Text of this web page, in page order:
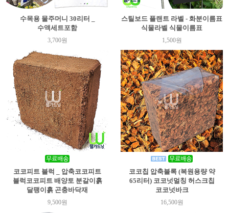
수목용 물주머니 30리터 _
수액세트포함
3,700원
스틸보드 플랜트 라벨 - 화분이름표
식물라벨 식물이름표
1,500원
코코피트 블럭 _ 압축코코피트
블럭코코피트 배양토 분갈이흙
달팽이흙 곤충바닥재
9,500원
코코칩 압축블록 (복원용량 약
65리터) 코코넛멀칭 허스크칩
코코넛바크
16,500원